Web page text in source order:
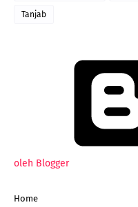
Tanjab
oleh Blogger
Home